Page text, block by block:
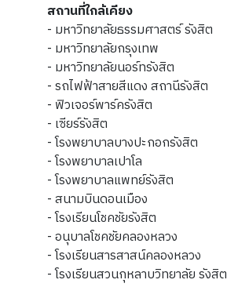
สถานที่ใกล้เคียง
- มหาวิทยาลัยธรรมศาสตร์ รังสิต
- มหาวิทยาลัยกรุงเทพ
- มหาวิทยาลัยนอร์ทรังสิต
- รถไฟฟ้าสายสีแดง สถานีรังสิต
- ฟิวเจอร์พาร์ครังสิต
- เซียร์รังสิต
- โรงพยาบาลบางปะกอกรังสิต
- โรงพยาบาลเปาโล
- โรงพยาบาลแพทย์รังสิต
- สนามบินดอนเมือง
- โรงเรียนโชคชัยรังสิต
- อนุบาลโชคชัยคลองหลวง
- โรงเรียนสารสาสน์คลองหลวง
- โรงเรียนสวนกุหลาบวิทยาลัย รังสิต